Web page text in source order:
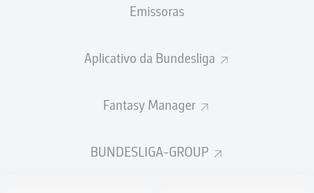
Emissoras
Aplicativo da Bundesliga
Fantasy Manager
BUNDESLIGA-GROUP